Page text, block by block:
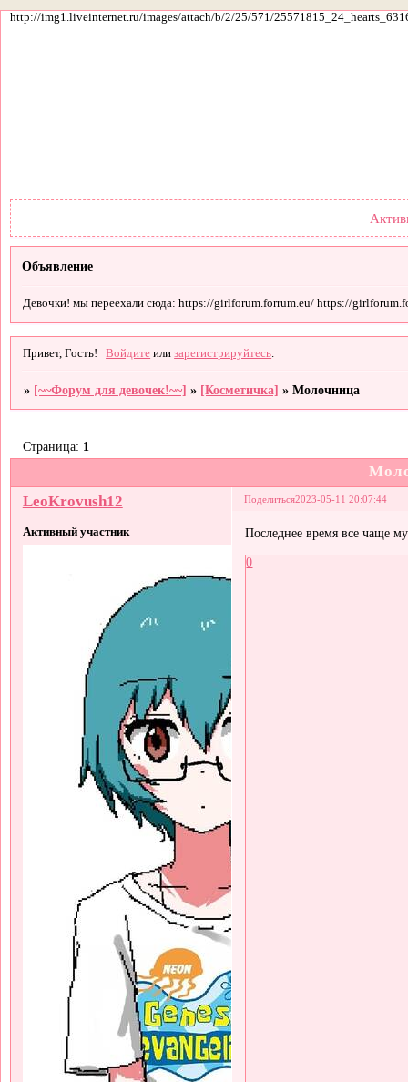
http://img1.liveinternet.ru/images/attach/b/2/25/571/
Объявление
Девочки! мы переехали сюда: https://girlforum.forrum.eu/ https://
Привет, Гость! Войдите илизарегистрируйтесь
» [~~Форум для девочек!~~] » [Косметичка] »Молочница
Страница: 1
Поделиться2023-05-11 20:07:44
LeoKrovush12
Активный участник Последнее время все чаще
0